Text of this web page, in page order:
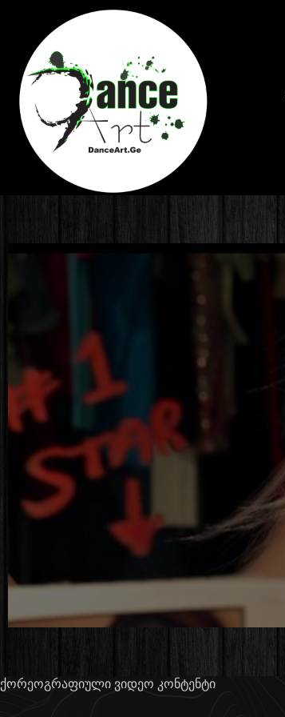
ქორეოგრაფიული ვიდეო კონტენტი